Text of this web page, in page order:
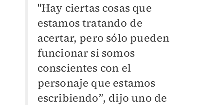
"Hay ciertas cosas que
estamos tratando de
acertar, pero sólo pueden
funcionar si somos
conscientes con el
personaje que estamos
escribiendo”, dijo uno de